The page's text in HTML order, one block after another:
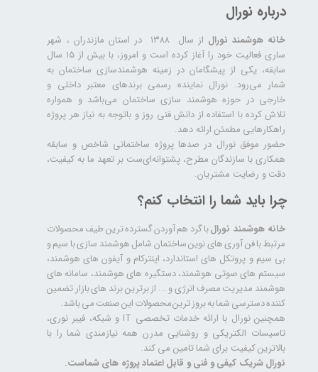
درباره نورال
خانه هوشمند نورال
از سال ۱۳۸۸ در استان مازندران ، شهر
ساری فعالیت خود را آغاز کرده است و امروز، با بیش از ۱۵ سال
سابقه، یکی از پیشگامان در زمینه هوشمندسازی ساختمان به
شمار می‌رود. نورال نماینده رسمی برندهای معتبر داخلی و
خارجی در حوزه هوشمند سازی ساختمان می‌باشد و همواره
تلاش کرده با استفاده از دانش فنی روز و باتوجه به نیاز هر پروژه
راهکارهایی مطمئن ارائه دهد.
حضور موفق نورال در صدها پروژه‌ ساختمانی شاخص و سابقه
همکاری با سازندگان مطرح، پشتوانه‌ای‌ست بر تعهد ما به کیفیت،
دقت و رضایت مشتریان.
چرا باید شما را انتخاب کنم؟
خانه هوشمند نورالبا گرد هم آوردن گسترده ترین طیف محصولات
مرتبط با فن آوری های نوین ساختمان شامل هوشمند سازی با سیم و
بی سیم و پروتکل های استاندارد، اینترکام و آیفون های هوشمند،
سیستم های صوتی هوشمند، دستگیره های هوشمند، سامانه های
هوشمند مدیریت مصرف انرژی و ... از برترین برند های بازار تضمین
کننده دسترسی شما به بروز ترین محصولات این صنعت می باشد.
همچنین نورال با ارائه خدمات تخصصی IT و شبکه، فیبر نوری،
تاسیسات الکتریکی و روشنایی مدرن همه نیازمندی شما را با
بالاترین کیفیت برای شما تامین می کند.
نورال شریک کیفی و فنی و قابل اعتماد پروژه های شماست.